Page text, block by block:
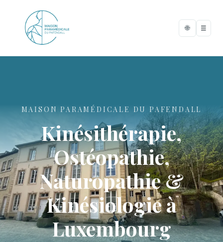
🌐 ☰
MAISON PARAMÉDICALE DU PAFENDALL
Kinésithérapie,
Ostéopathie,
Naturopathie &
Kinésiologie à
Luxembourg